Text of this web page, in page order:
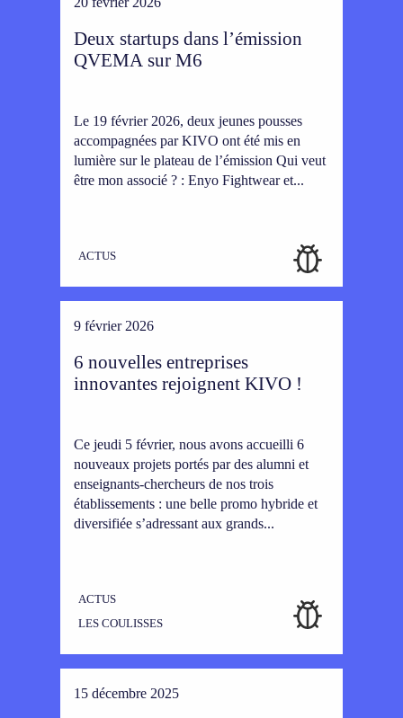
Deux startups dans l’émission
QVEMA sur M6
Le 19 février 2026, deux jeunes pousses
accompagnées par KIVO ont été mis en
lumière sur le plateau de l’émission Qui veut
être mon associé ? : Enyo Fightwear et...
ACTUS
9 février 2026
6 nouvelles entreprises
innovantes rejoignent KIVO !
Ce jeudi 5 février, nous avons accueilli 6
nouveaux projets portés par des alumni et
enseignants-chercheurs de nos trois
établissements : une belle promo hybride et
diversifiée s’adressant aux grands...
ACTUS
LES COULISSES
15 décembre 2025